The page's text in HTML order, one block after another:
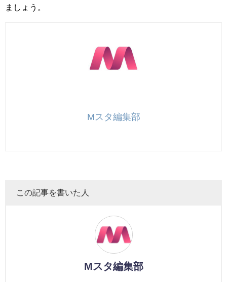
ましょう。
Mスタ編集部
この記事を書いた人
Mスタ編集部